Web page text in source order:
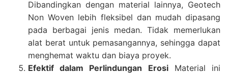
Dibandingkan dengan material lainnya, Geotech
Non Woven lebih fleksibel dan mudah dipasang
pada berbagai jenis medan. Tidak memerlukan
alat berat untuk pemasangannya, sehingga dapat
menghemat waktu dan biaya proyek.
Efektif dalam Perlindungan ErosiMaterial ini